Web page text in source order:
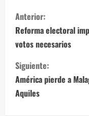
S
i
g
u
e
Anterior:
Reforma electoral
votos necesarios
Siguiente:
América pierde a
Aquiles